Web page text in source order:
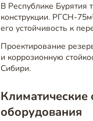
В Республике Бурятия
конструкции. РГСН-
его устойчивость к
Проектирование
и коррозионную
Сибири.
Климатические
оборудования